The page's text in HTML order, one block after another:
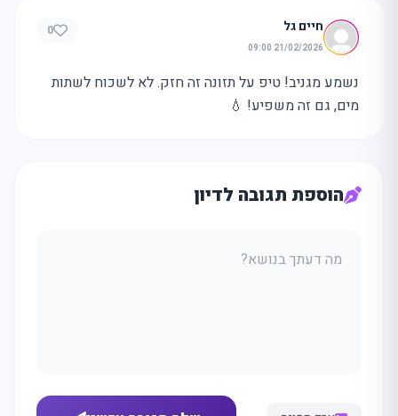
חיים גל
21/02/2026 09:00
0
נשמע מגניב! טיפ על תזונה זה חזק. לא לשכוח לשתות
מים, גם זה משפיע! 💧
הוספת תגובה לדיון